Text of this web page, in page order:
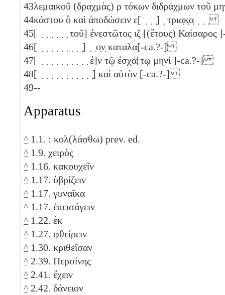
43λεμαικοῦ (δραχμὰς) ρ τόκων διδράχμων τοῦ
44κάστου ὃ καὶ ἀποδώσειν ε[ ̣ ̣ ̣] ̣ τρια̣κ̣α̣ ̣ ̣ ̣
45[ ̣ ̣ ̣ ̣ ̣ ̣ τοῦ] ἐνεστῶτος ιζ [(ἔτους)
46[ ̣ ̣ ̣ ̣ ̣ ̣ ̣ ̣ ̣] ̣ ̣ο̣ν̣ καταλα[-ca.?-]
47[ ̣ ̣ ̣ ̣ ̣ ̣ ̣ ̣ ̣ ̣ ἐ]ν τῷ ἐσχά[τῳ μηνὶ ]-ca.?-]
48[ ̣ ̣ ̣ ̣ ̣ ̣ ̣ ̣ ̣ ̣ ̣] καὶ αὐτὸν [-ca.?-]
49--
Apparatus
^ 1.1. : κολ(λάσθω) prev. ed.
^ 1.9. χειρὸς
^ 1.16. κακουχεῖν
^ 1.17. ὑβρίζειν
^ 1.17. γυναῖκα
^ 1.17. ἐπεισάγειν
^ 1.22. ἐκ
^ 1.27. φθείρειν
^ 1.30. κριθεῖσαν
^ 2.39. Περσίνης
^ 2.41. ἔχειν
^ 2.42. δάνειον